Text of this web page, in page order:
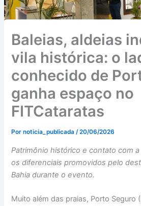
Baleias, aldeias
vila histórica: o
conhecido de
ganha espaço no
FITCataratas
Pornoticia_publicada/20/06/2026
Patrimônio histórico e contato com
os diferenciais promovidos pelo
Bahia durante o evento.
Muito além das praias, Porto Seguro